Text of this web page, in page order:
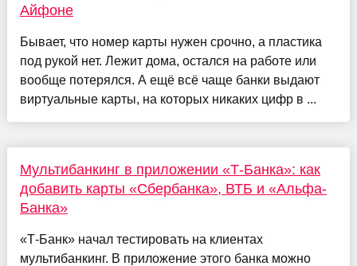
Айфоне
Бывает, что номер карты нужен срочно, а пластика
под рукой нет. Лежит дома, остался на работе или
вообще потерялся. А ещё всё чаще банки выдают
виртуальные карты, на которых никаких цифр в ...
Мультибанкинг в приложении «Т-Банка»: как
добавить карты «Сбербанка», ВТБ и «Альфа-
Банка»
«Т-Банк» начал тестировать на клиентах
мультибанкинг. В приложение этого банка можно